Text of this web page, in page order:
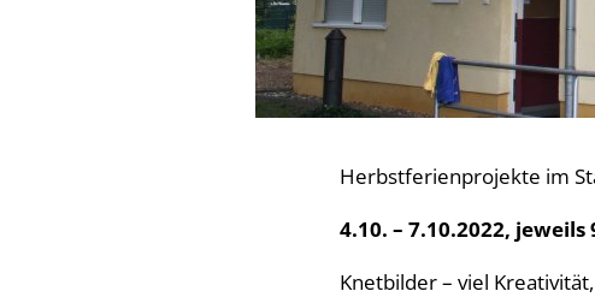
Herbstferienprojekte im
4.10. – 7.10.2022, jeweils
Knetbilder – viel